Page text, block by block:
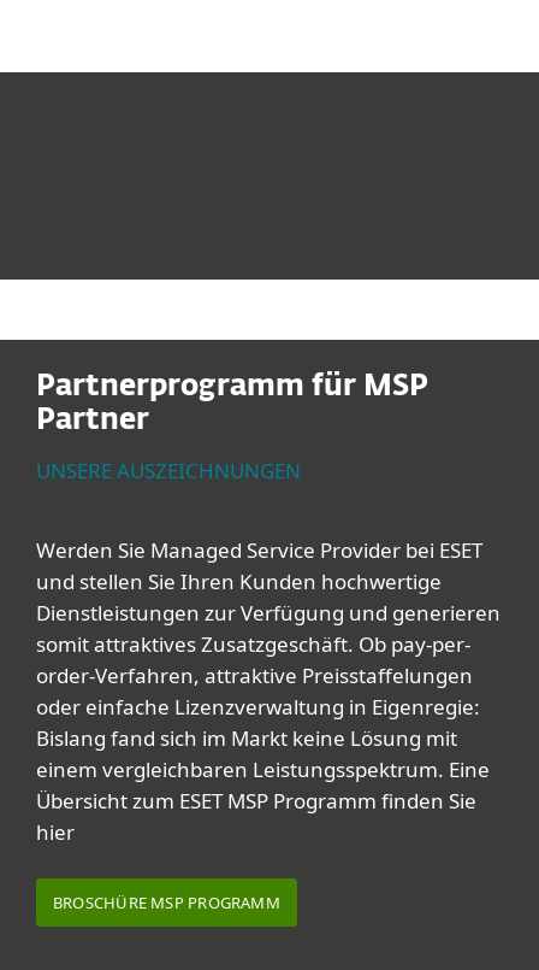
Partnerprogramm für MSP
Partner
UNSERE AUSZEICHNUNGEN
Werden Sie Managed Service Provider bei ESET
und stellen Sie Ihren Kunden hochwertige
Dienstleistungen zur Verfügung und generieren
somit attraktives Zusatzgeschäft. Ob pay-per-
order-Verfahren, attraktive Preisstaffelungen
oder einfache Lizenzverwaltung in Eigenregie:
Bislang fand sich im Markt keine Lösung mit
einem vergleichbaren Leistungsspektrum. Eine
Übersicht zum ESET MSP Programm finden Sie
hier
BROSCHÜRE MSP PROGRAMM